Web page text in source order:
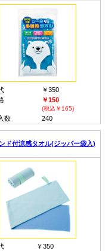
￥350
￥150
(税込￥165)
数 240
ド付涼感タオル(ジッパー袋入)
￥350